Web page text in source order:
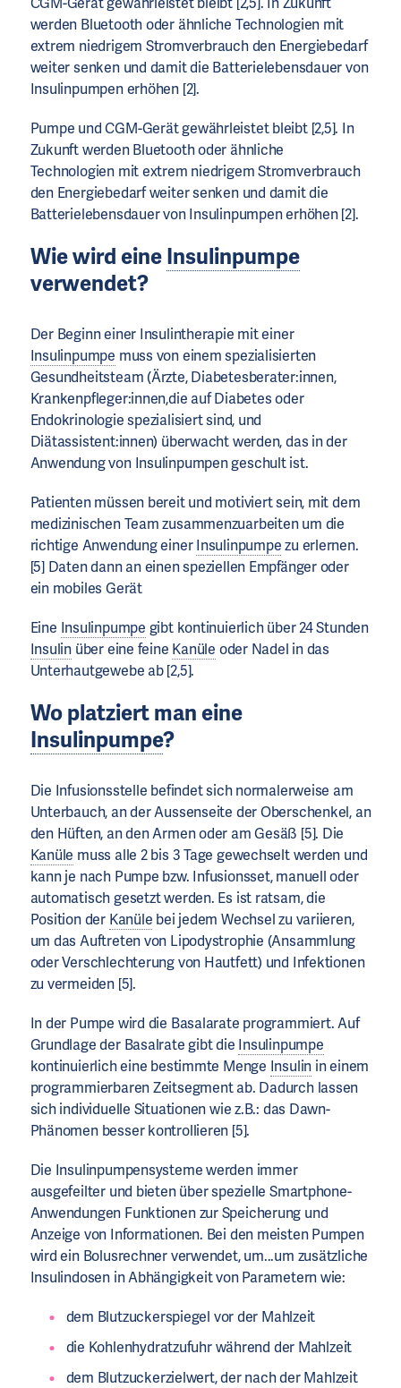
werden Bluetooth oder ähnliche Technologien mit
extrem niedrigem Stromverbrauch den Energiebedarf
weiter senken und damit die Batterielebensdauer von
Insulinpumpen erhöhen [2].
Pumpe und CGM-Gerät gewährleistet bleibt [2,5]. In
Zukunft werden Bluetooth oder ähnliche
Technologien mit extrem niedrigem Stromverbrauch
den Energiebedarf weiter senken und damit die
Batterielebensdauer von Insulinpumpen erhöhen [2].
Wie wird eineInsulinpumpe
verwendet?
Der Beginn einer Insulintherapie mit einer
Insulinpumpe muss von einem spezialisierten
Gesundheitsteam (Ärzte, Diabetesberater:innen,
Krankenpfleger:innen,die auf Diabetes oder
Endokrinologie spezialisiert sind, und
Diätassistent:innen) überwacht werden, das in der
Anwendung von Insulinpumpen geschult ist.
Patienten müssen bereit und motiviert sein, mit dem
medizinischen Team zusammenzuarbeiten um die
richtige Anwendung einerInsulinpumpezu erlernen.
[5] Daten dann an einen speziellen Empfänger oder
ein mobiles Gerät
Eine Insulinpumpe gibt kontinuierlich über 24 Stunden
Insulin über eine feine Kanüle oder Nadel in das
Unterhautgewebe ab [2,5].
Wo platziert man eine
Insulinpumpe?
Die Infusionsstelle befindet sich normalerweise am
Unterbauch, an der Aussenseite der Oberschenkel, an
den Hüften, an den Armen oder am Gesäß [5]. Die
Kanüle muss alle 2 bis 3 Tage gewechselt werden und
kann je nach Pumpe bzw. Infusionsset, manuell oder
automatisch gesetzt werden. Es ist ratsam, die
Position der Kanüle bei jedem Wechsel zu variieren,
um das Auftreten von Lipodystrophie (Ansammlung
oder Verschlechterung von Hautfett) und Infektionen
zu vermeiden [5].
In der Pumpe wird die Basalarate programmiert. Auf
Grundlage der Basalrate gibt die Insulinpumpe
kontinuierlich eine bestimmte Menge Insulin in einem
programmierbaren Zeitsegment ab. Dadurch lassen
sich individuelle Situationen wie z.B.: das Dawn-
Phänomen besser kontrollieren [5].
Die Insulinpumpensysteme werden immer
ausgefeilter und bieten über spezielle Smartphone-
Anwendungen Funktionen zur Speicherung und
Anzeige von Informationen. Bei den meisten Pumpen
wird ein Bolusrechner verwendet, um...um zusätzliche
Insulindosen in Abhängigkeit von Parametern wie:
dem Blutzuckerspiegel vor der Mahlzeit
die Kohlenhydratzufuhr während der Mahlzeit
dem Blutzuckerzielwert, der nach der Mahlzeit